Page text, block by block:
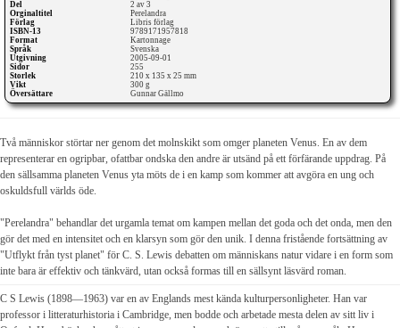
Del
2 av 3
Orginaltitel
Perelandra
Förlag
Libris förlag
ISBN-13
9789171957818
Format
Kartonnage
Språk
Svenska
Utgivning
2005-09-01
Sidor
255
Storlek
210 x 135 x 25 mm
Vikt
300 g
Översättare
Gunnar Gällmo
Två människor störtar ner genom det molnskikt som omger planeten Venus. En av dem
representerar en ogripbar, ofattbar ondska den andre är utsänd på ett förfärande uppdrag. På
den sällsamma planeten Venus yta möts de i en kamp som kommer att avgöra en ung och
oskuldsfull världs öde.
"Perelandra" behandlar det urgamla temat om kampen mellan det goda och det onda, men den
gör det med en intensitet och en klarsyn som gör den unik. I denna fristående fortsättning av
"Utflykt från tyst planet" för C. S. Lewis debatten om människans natur vidare i en form som
inte bara är effektiv och tänkvärd, utan också formas till en sällsynt läsvärd roman.
C S Lewis (1898—1963) var en av Englands mest kända kulturpersonligheter. Han var
professor i litteraturhistoria i Cambridge, men bodde och arbetade mesta delen av sitt liv i